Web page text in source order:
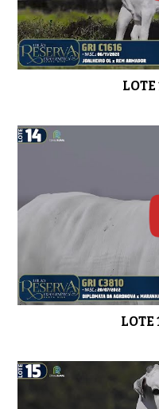
LOTE
LOTE